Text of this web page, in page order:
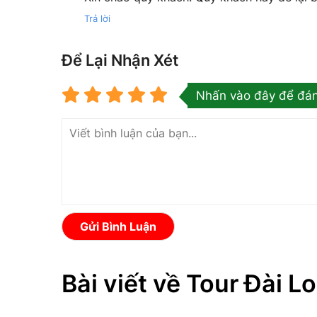
Trả lời
Để Lại Nhận Xét
Nhấn vào đây để
Gửi Bình Luận
Bài viết về Tour Đài